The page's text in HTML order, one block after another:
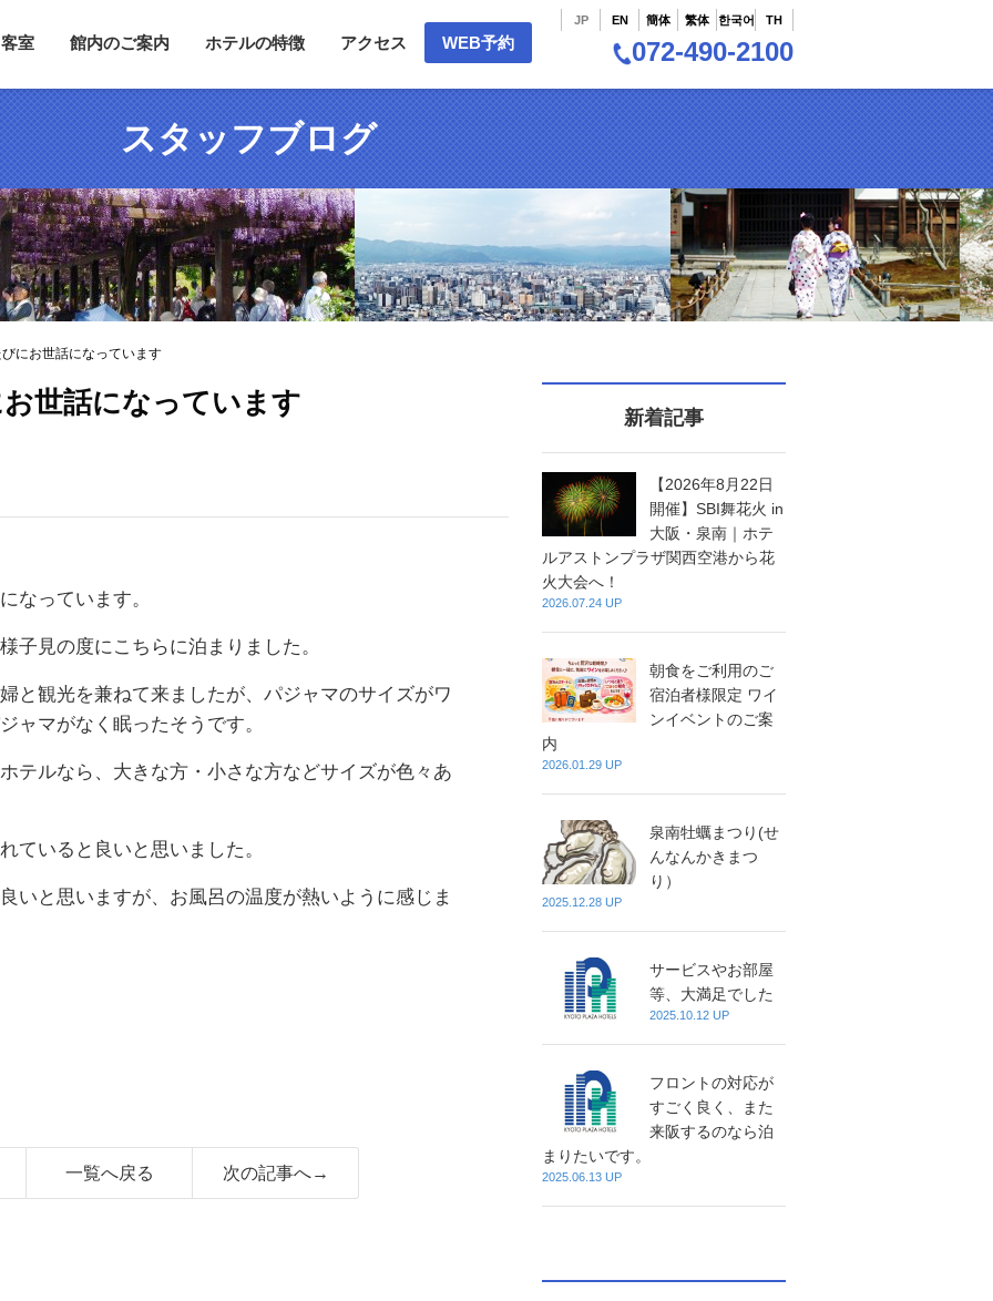
客室 館内のご案内 ホテルの特徴 アクセス WEB予約
JP EN 簡体 繁体 한국어 TH
072-490-2100
スタッフブログ
にお世話になっています
世話になっています
なっています。
子見の度にこちらに泊まりました。
と観光を兼ねて来ましたが、パジャマのサイズがワ
ャマがなく眠ったそうです。
テルなら、大きな方・小さな方などサイズが色々あ
ていると良いと思いました。
いと思いますが、お風呂の温度が熱いように感じま
一覧へ戻る 次の記事へ→
新着記事
【2026年8月22日
開催】SBI舞花火 in
大阪・泉南｜ホテ
ルアストンプラザ関西空港から花
火大会へ！
2026.07.24 UP
朝食をご利用のご
宿泊者様限定 ワイ
ンイベントのご案
内
2026.01.29 UP
泉南牡蠣まつり(せ
んなんかきまつ
り）
2025.12.28 UP
サービスやお部屋
等、大満足でした
2025.10.12 UP
フロントの対応が
すごく良く、また
来阪するのなら泊
まりたいです。
2025.06.13 UP